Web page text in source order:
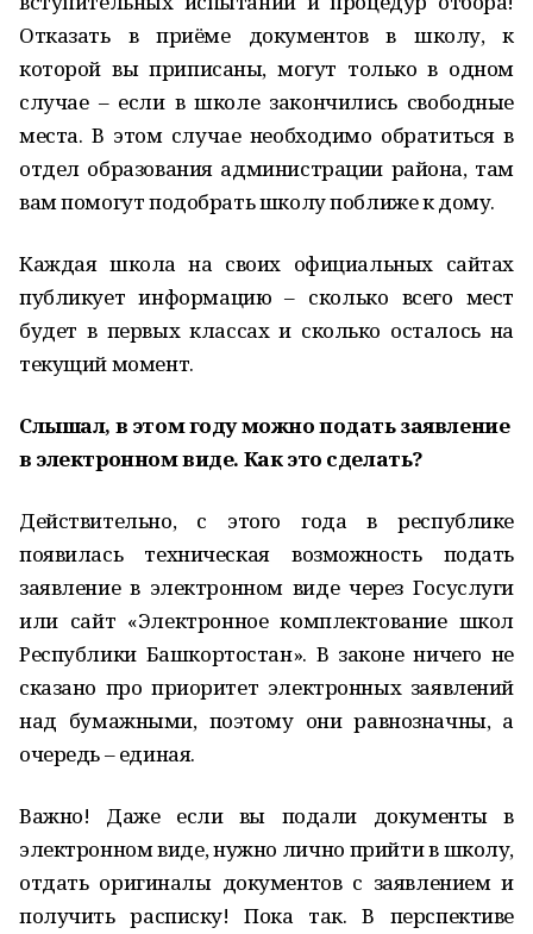
Отказать в приёме документов в школу, к
которой вы приписаны, могут только в одном
случае – если в школе закончились свободные
места. В этом случае необходимо обратиться в
отдел образования администрации района, там
вам помогут подобрать школу поближе к дому.
Каждая школа на своих официальных сайтах
публикует информацию – сколько всего мест
будет в первых классах и сколько осталось на
текущий момент.
Слышал, в этом году можно подать заявление
в электронном виде. Как это сделать?
Действительно, с этого года в республике
появилась техническая возможность подать
заявление в электронном виде через Госуслуги
или сайт «Электронное комплектование школ
Республики Башкортостан». В законе ничего не
сказано про приоритет электронных заявлений
над бумажными, поэтому они равнозначны, а
очередь – единая.
Важно! Даже если вы подали документы в
электронном виде, нужно лично прийти в школу,
отдать оригиналы документов с заявлением и
получить расписку! Пока так. В перспективе